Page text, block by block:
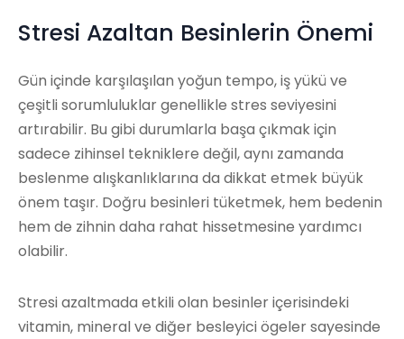
Stresi Azaltan Besinlerin Önemi
Gün içinde karşılaşılan yoğun tempo, iş yükü ve
çeşitli sorumluluklar genellikle stres seviyesini
artırabilir. Bu gibi durumlarla başa çıkmak için
sadece zihinsel tekniklere değil, aynı zamanda
beslenme alışkanlıklarına da dikkat etmek büyük
önem taşır. Doğru besinleri tüketmek, hem bedenin
hem de zihnin daha rahat hissetmesine yardımcı
olabilir.
Stresi azaltmada etkili olan besinler içerisindeki
vitamin, mineral ve diğer besleyici ögeler sayesinde